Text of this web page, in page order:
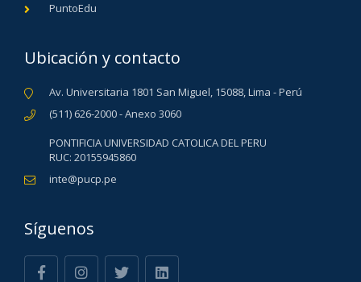
PuntoEdu
Ubicación y contacto
Av. Universitaria 1801 San Miguel, 15088, Lima - Perú
(511) 626-2000 - Anexo 3060
PONTIFICIA UNIVERSIDAD CATOLICA DEL PERU
RUC: 20155945860
inte@pucp.pe
Síguenos